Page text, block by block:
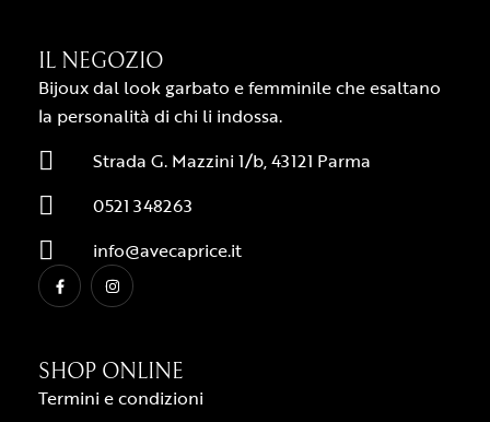
IL NEGOZIO
Bijoux dal look garbato e femminile che esaltano
la personalità di chi li indossa.
Strada G. Mazzini 1/b, 43121 Parma
0521 348263
info@avecaprice.it
SHOP ONLINE
Termini e condizioni